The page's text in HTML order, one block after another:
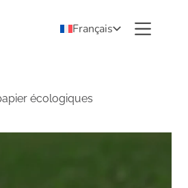
Français
écologiques